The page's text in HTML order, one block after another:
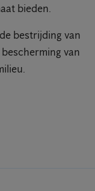
bieden.
bestrijding van
bescherming van